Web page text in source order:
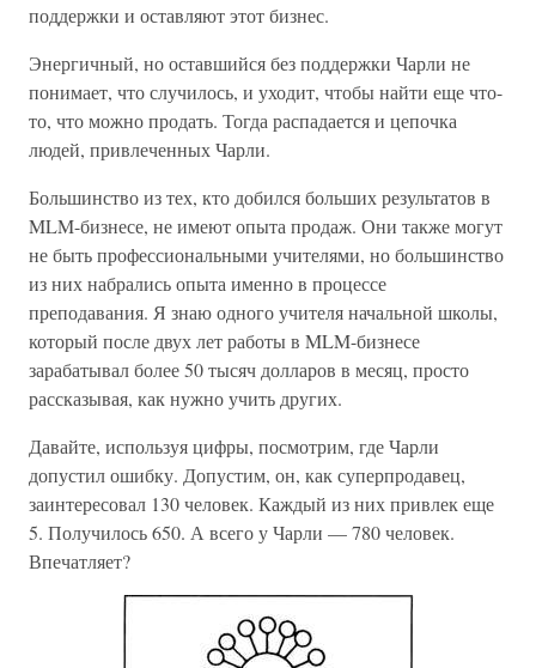
поддержки и оставляют этот бизнес.
Энергичный, но оставшийся без поддержки Чарли не
понимает, что случилось, и уходит, чтобы найти еще что-
то, что можно продать. Тогда распадается и цепочка
людей, привлеченных Чарли.
Большинство из тех, кто добился больших результатов в
MLM-бизнесе, не имеют опыта продаж. Они также могут
не быть профессиональными учителями, но большинство
из них набрались опыта именно в процессе
преподавания. Я знаю одного учителя начальной школы,
который после двух лет работы в MLM-бизнесе
зарабатывал более 50 тысяч долларов в месяц, просто
рассказывая, как нужно учить других.
Давайте, используя цифры, посмотрим, где Чарли
допустил ошибку. Допустим, он, как суперпродавец,
заинтересовал 130 человек. Каждый из них привлек еще
5. Получилось 650. А всего у Чарли — 780 человек.
Впечатляет?